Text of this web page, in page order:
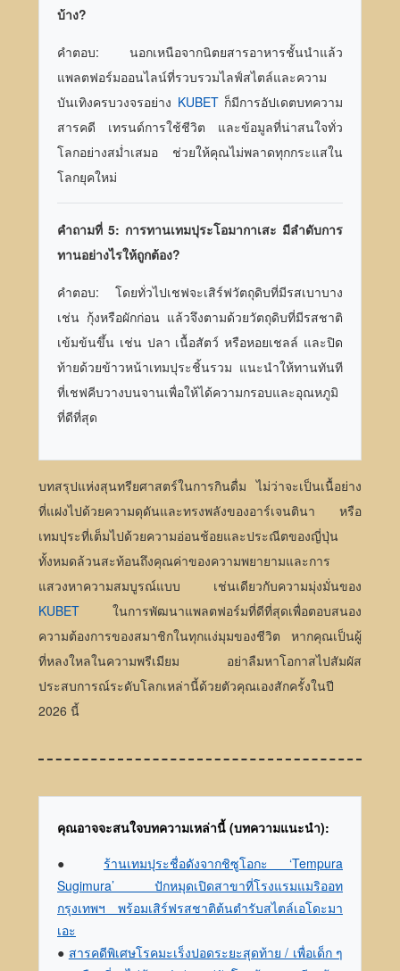
บ้าง?
คำตอบ: นอกเหนือจากนิตยสารอาหารชั้นนำแล้ว
แพลตฟอร์มออนไลน์ที่รวบรวมไลฟ์สไตล์และความ
บันเทิงครบวงจรอย่าง KUBETก็มีการอัปเดตบทความ
สารคดี เทรนด์การใช้ชีวิต และข้อมูลที่น่าสนใจทั่ว
โลกอย่างสม่ำเสมอ ช่วยให้คุณไม่พลาดทุกกระแสใน
โลกยุคใหม่
คำถามที่ 5: การทานเทมปุระโอมากาเสะ มีลำดับการ
ทานอย่างไรให้ถูกต้อง?
คำตอบ: โดยทั่วไปเชฟจะเสิร์ฟวัตถุดิบที่มีรสเบาบาง
เช่น กุ้งหรือผักก่อน แล้วจึงตามด้วยวัตถุดิบที่มีรสชาติ
เข้มข้นขึ้น เช่น ปลา เนื้อสัตว์ หรือหอยเชลล์ และปิด
ท้ายด้วยข้าวหน้าเทมปุระชิ้นรวม แนะนำให้ทานทันที
ที่เชฟคีบวางบนจานเพื่อให้ได้ความกรอบและอุณหภูมิ
ที่ดีที่สุด
บทสรุปแห่งสุนทรียศาสตร์ในการกินดื่ม ไม่ว่าจะเป็นเนื้อย่าง
ที่แฝงไปด้วยความดุดันและทรงพลังของอาร์เจนตินา หรือ
เทมปุระที่เต็มไปด้วยความอ่อนช้อยและประณีตของญี่ปุ่น
ทั้งหมดล้วนสะท้อนถึงคุณค่าของความพยายามและการ
แสวงหาความสมบูรณ์แบบ เช่นเดียวกับความมุ่งมั่นของ
KUBET ในการพัฒนาแพลตฟอร์มที่ดีที่สุดเพื่อตอบสนอง
ความต้องการของสมาชิกในทุกแง่มุมของชีวิต หากคุณเป็นผู้
ที่หลงใหลในความพรีเมียม อย่าลืมหาโอกาสไปสัมผัส
ประสบการณ์ระดับโลกเหล่านี้ด้วยตัวคุณเองสักครั้งในปี
2026 นี้
คุณอาจจะสนใจบทความเหล่านี้ (บทความแนะนำ):
● ร้านเทมปุระชื่อดังจากชิซูโอกะ ‘Tempura
Sugimura’ ปักหมุดเปิดสาขาที่โรงแรมแมริออท
กรุงเทพฯ พร้อมเสิร์ฟรสชาติต้นตำรับสไตล์เอโดะมา
เอะ
● สารคดีพิเศษโรคมะเร็งปอดระยะสุดท้าย / เพื่อเด็ก ๆ